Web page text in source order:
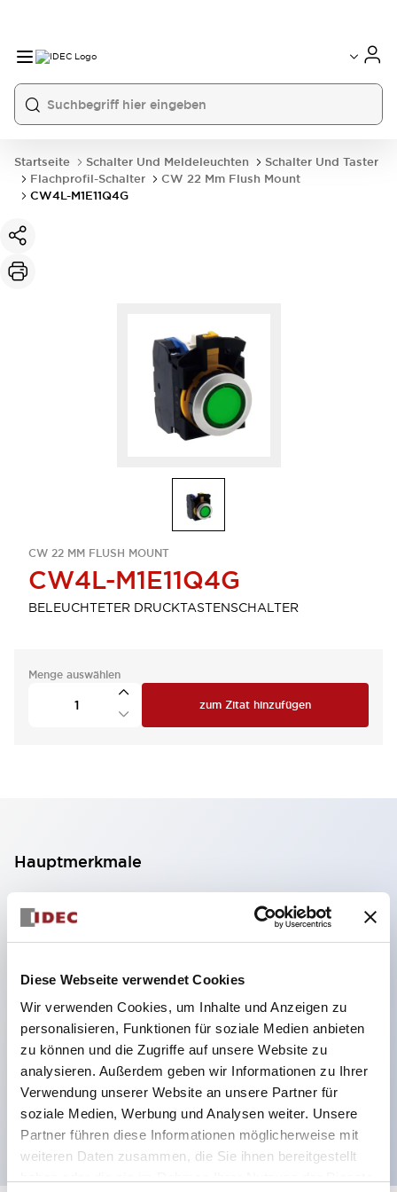
Diese Webseite verwendet Cookies
Wir verwenden Cookies, um Inhalte und Anzeigen zu
personalisieren, Funktionen für soziale Medien anbieten
zu können und die Zugriffe auf unsere Website zu
analysieren. Außerdem geben wir Informationen zu Ihrer
Verwendung unserer Website an unsere Partner für
soziale Medien, Werbung und Analysen weiter. Unsere
Partner führen diese Informationen möglicherweise mit
weiteren Daten zusammen, die Sie ihnen bereitgestellt
Startseite Schalter Und Meldeleuchten
Schalter Und Taster
Flachprofil-Schalter
CW 22 Mm Flush Mount
CW4L-M1E11Q4G
CW 22 MM FLUSH MOUNT
CW4L-M1E11Q4G
BELEUCHTETER DRUCKTASTENSCHALTER
Menge auswählen
zum Zitat hinzufügen
Hauptmerkmale
2-Kontakt-Block mit 2 Stufen, ermöglicht eine 4-
Kontakt-Konfiguration (Gewährleistung der
Paneltiefe 39,9 mm (※ 11-stufiger Kontaktblock),
59,9 mm (※ 22-stufiger Kontaktblock).
Platzsparendes Design möglich.
Sicherheitsstruktur der 3. Generation: 2-Aktions-
Freisetzung, integrierter Schutz, IP20-
Fingerschutzstruktur